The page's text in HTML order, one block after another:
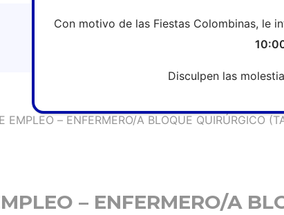
Colegio de
EMPLEO – ENFERMERO/A BLOQUE QUIRÚRGICO
– ENFERMERO/A
Con motivo de las Fiestas Colombinas, le
Disculpen las